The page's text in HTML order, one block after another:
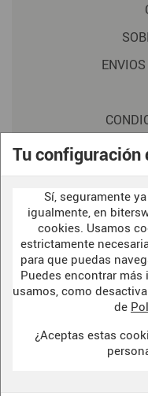
Tu configuración
Sí, seguramente
igualmente, en
cookies. Usamos
estrictamente
para que puedas
Puedes encontrar
usamos, como
de
¿Aceptas estas